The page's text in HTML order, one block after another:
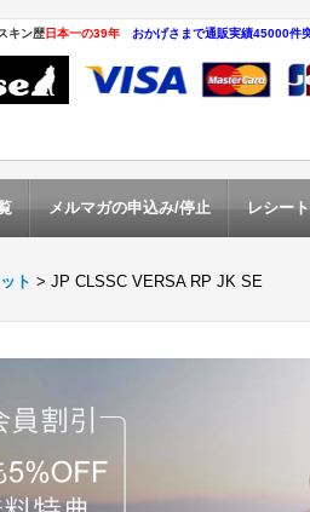
キン歴日本一の39年 おかげさまで通販実績45000件
メルマガの申込み/停止 レシー
ト > JP CLSSC VERSA RP JK SE